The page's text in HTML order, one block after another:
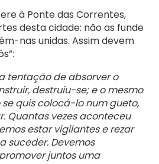
à Ponte das Correntes,
desta cidade: não as funde
nas unidas. Assim devem
tentação de absorver o
destruiu-se; e o mesmo
quis colocá-lo num gueto,
Quantas vezes aconteceu
estar vigilantes e rezar
suceder. Devemos
juntos uma